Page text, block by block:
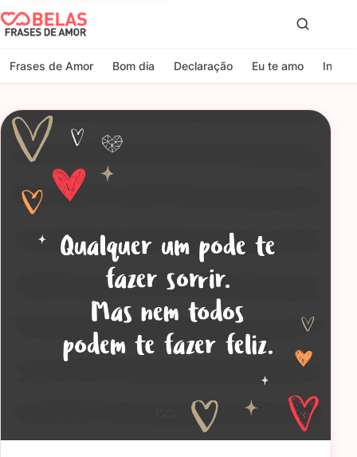
Belas Frases de Amor
Frases de Amor Bom dia Declaração Eu te amo